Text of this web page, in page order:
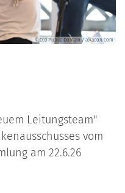
© CC0 Public Domain / alkacon.com
Leitungsteam"
vom
am 22.6.26